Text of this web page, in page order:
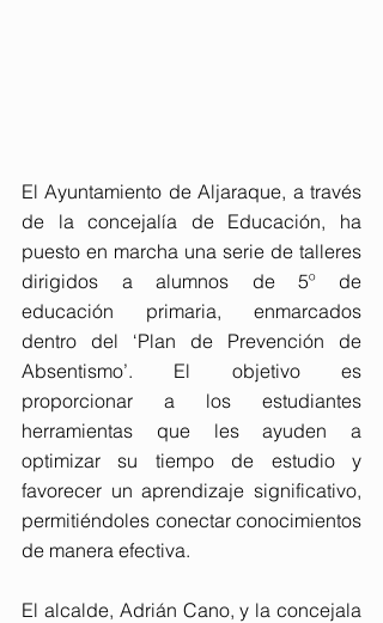
El Ayuntamiento de Aljaraque, a través
de la concejalía de Educación, ha
puesto en marcha una serie de talleres
dirigidos a alumnos de 5º de
educación primaria, enmarcados
dentro del ‘Plan de Prevención de
Absentismo’. El objetivo es
proporcionar a los estudiantes
herramientas que les ayuden a
optimizar su tiempo de estudio y
favorecer un aprendizaje significativo,
permitiéndoles conectar conocimientos
de manera efectiva.
El alcalde, Adrián Cano, y la concejala